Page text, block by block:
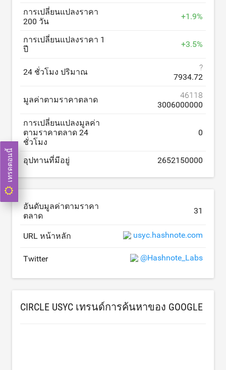
การเปลี่ยนแปลงราคา
200 วัน
+1.9%
การเปลี่ยนแปลงราคา 1
ปี
+3.5%
24 ชั่วโมง ปริมาณ
?
7934.72
มูลค่าตามราคาตลาด
46118
3006000000
การเปลี่ยนแปลงมูลค่า
ตามราคาตลาด 24
ชั่วโมง
0
อุปทานที่มีอยู่ 2652150000
อันดับมูลค่าตามราคา
ตลาด
31
URL หน้าหลัก usyc.hashnote.com
Twitter @Hashnote_Labs
CIRCLE USYC เทรนด์การค้นหาของ GOOGLE
เทรดตอนนี้